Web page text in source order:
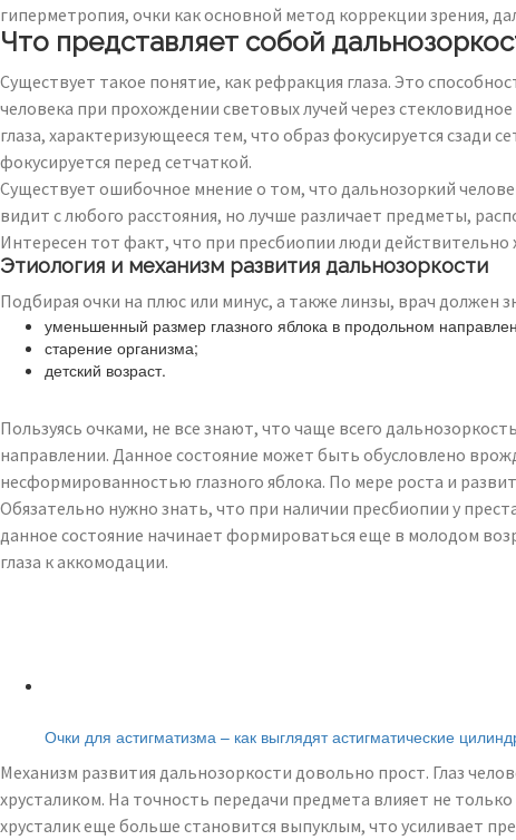
гиперметропия, очки как основной метод коррекции зрения,
Что представляет собой
Существует такое понятие, как рефракция глаза. Это
человека при прохождении световых лучей через
глаза, характеризующееся тем, что образ фокусируется
фокусируется перед сетчаткой.
Существует ошибочное мнение о том, что дальнозоркий
видит с любого расстояния, но лучше различает предметы,
Интересен тот факт, что при пресбиопии люди действительно
Этиология и механизм развития дальнозоркости
Подбирая очки на плюс или минус, а также линзы, врач должен
уменьшенный размер глазного яблока в продольном
старение организма;
детский возраст.
Пользуясь очками, не все знают, что чаще всего
направлении. Данное состояние может быть обусловлено
несформированностью глазного яблока. По мере роста и
Обязательно нужно знать, что при наличии пресбиопии у
данное состояние начинает формироваться еще в молодом
глаза к аккомодации.
Очки для астигматизма – как выглядят астигматические
Механизм развития дальнозоркости довольно прост. Глаз
хрусталиком. На точность передачи предмета влияет не
хрусталик еще больше становится выпуклым, что усиливает